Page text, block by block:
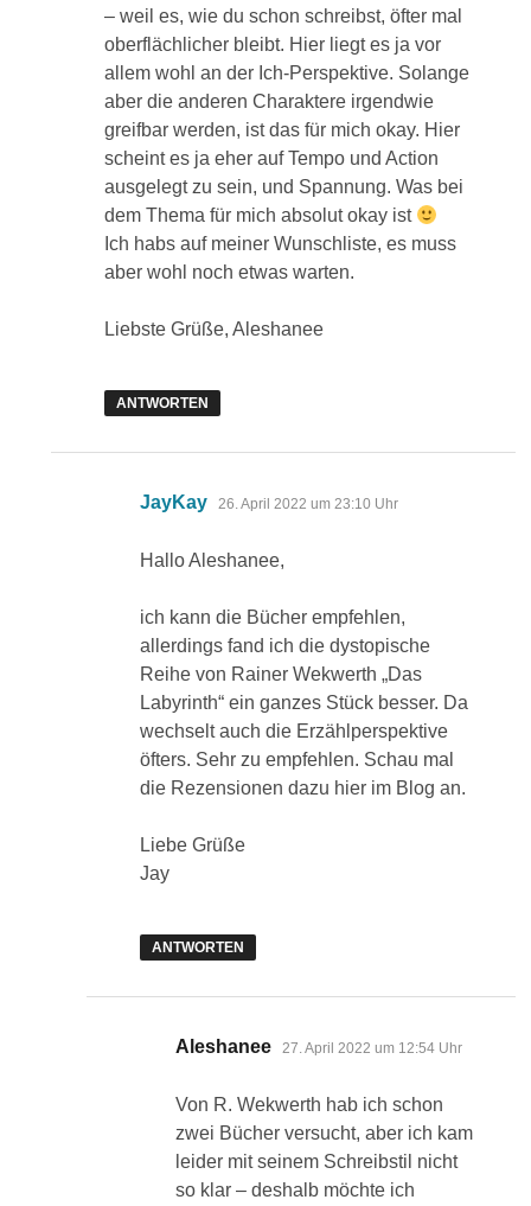
– weil es, wie du schon schreibst, öfter mal
oberflächlicher bleibt. Hier liegt es ja vor
allem wohl an der Ich-Perspektive. Solange
aber die anderen Charaktere irgendwie
greifbar werden, ist das für mich okay. Hier
scheint es ja eher auf Tempo und Action
ausgelegt zu sein, und Spannung. Was bei
dem Thema für mich absolut okay ist
Ich habs auf meiner Wunschliste, es muss
aber wohl noch etwas warten.
Liebste Grüße, Aleshanee
ANTWORTEN
JayKay sagt:
26. April 2022 um 23:10 Uhr
Hallo Aleshanee,
ich kann die Bücher empfehlen,
allerdings fand ich die dystopische
Reihe von Rainer Wekwerth „Das
Labyrinth“ ein ganzes Stück besser. Da
wechselt auch die Erzählperspektive
öfters. Sehr zu empfehlen. Schau mal
die Rezensionen dazu hier im Blog an.
Liebe Grüße
Jay
ANTWORTEN
Aleshanee sagt:
27. April 2022 um 12:54 Uhr
Von R. Wekwerth hab ich schon
zwei Bücher versucht, aber ich kam
leider mit seinem Schreibstil nicht
so klar – deshalb möchte ich